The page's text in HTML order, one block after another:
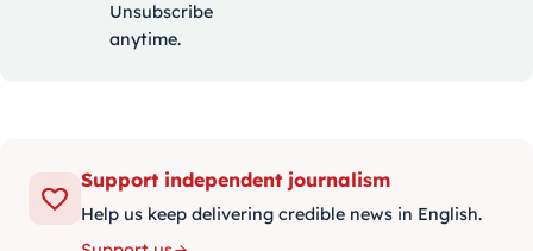
Unsubscribe
anytime.
Support independent journalism
Help us keep delivering credible news in English.